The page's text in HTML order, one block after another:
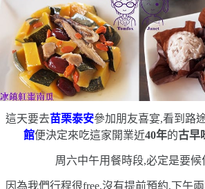
這天要去苗栗泰安參加朋友喜宴,看到路
館便決定來吃這家開業近40年的古早
周六中午用餐時段,必定是要候
因為我們行程很free,沒有提前預約,下午